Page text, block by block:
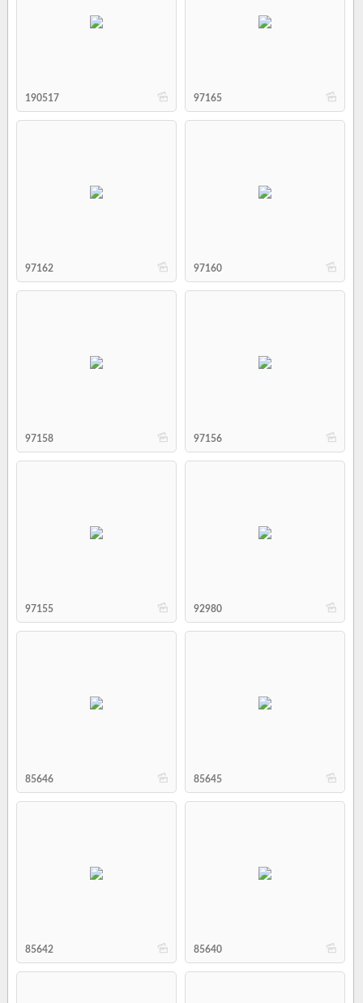
b
190517 b
97165
b
97162 b
97160
b
97158 b
97156
b
97155 b
92980
b
85646 b
85645
b
85642 b
85640